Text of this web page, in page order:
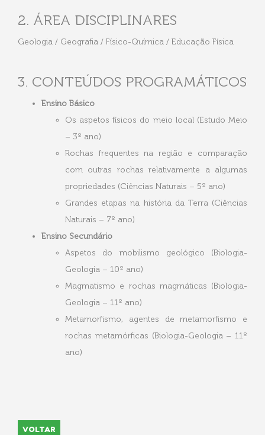
2. ÁREA DISCIPLINARES
Geologia / Geografia / Físico-Química / Educação Física
3. CONTEÚDOS PROGRAMÁTICOS
Ensino Básico
Os aspetos físicos do meio local (Estudo Meio
– 3º ano)
Rochas frequentes na região e comparação
com outras rochas relativamente a algumas
propriedades (Ciências Naturais – 5º ano)
Grandes etapas na história da Terra (Ciências
Naturais – 7º ano)
Ensino Secundário
Aspetos do mobilismo geológico (Biologia-
Geologia – 10º ano)
Magmatismo e rochas magmáticas (Biologia-
Geologia – 11º ano)
Metamorfismo, agentes de metamorfismo e
rochas metamórficas (Biologia-Geologia – 11º
ano)
VOLTAR